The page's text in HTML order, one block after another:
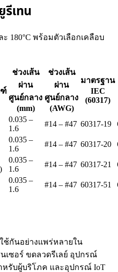
รีเทน
ะ 180°C พร้อมตัวเลือกเคลือบ
ช่วงเส้น
ผ่าน
ศูนย์กลาง
(mm)
ช่วงเส้น
ผ่าน
ศูนย์กลาง
(AWG)
มาตรฐาน
IEC
(60317)
0.035 –
1.6
#14 – #47 60317-19
0.035 –
1.6
#14 – #47 60317-20
0.035 –
1.6
#14 – #47 60317-21
0.035 –
1.6
#14 – #47 60317-51
ช้กันอย่างแพร่หลายใน
เซอร์ ขดลวดรีเลย์ อุปกรณ์
รับผู้บริโภค และอุปกรณ์ IoT